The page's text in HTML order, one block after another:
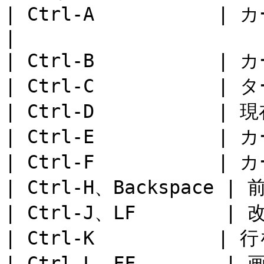
| Ctrl-A           | カーソ
| Ctrl-B           | カー
| Ctrl-C           | ター
| Ctrl-D           | 現
| Ctrl-E           | カー
| Ctrl-F           | カー
| Ctrl-H、Backspace |
| Ctrl-J、LF
| Ctrl-K           | 行